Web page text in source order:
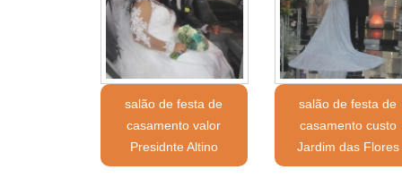
salão de festa de
casamento valor
Presidnte Altino
salão de festa de
casamento custo
Jardim das Flores